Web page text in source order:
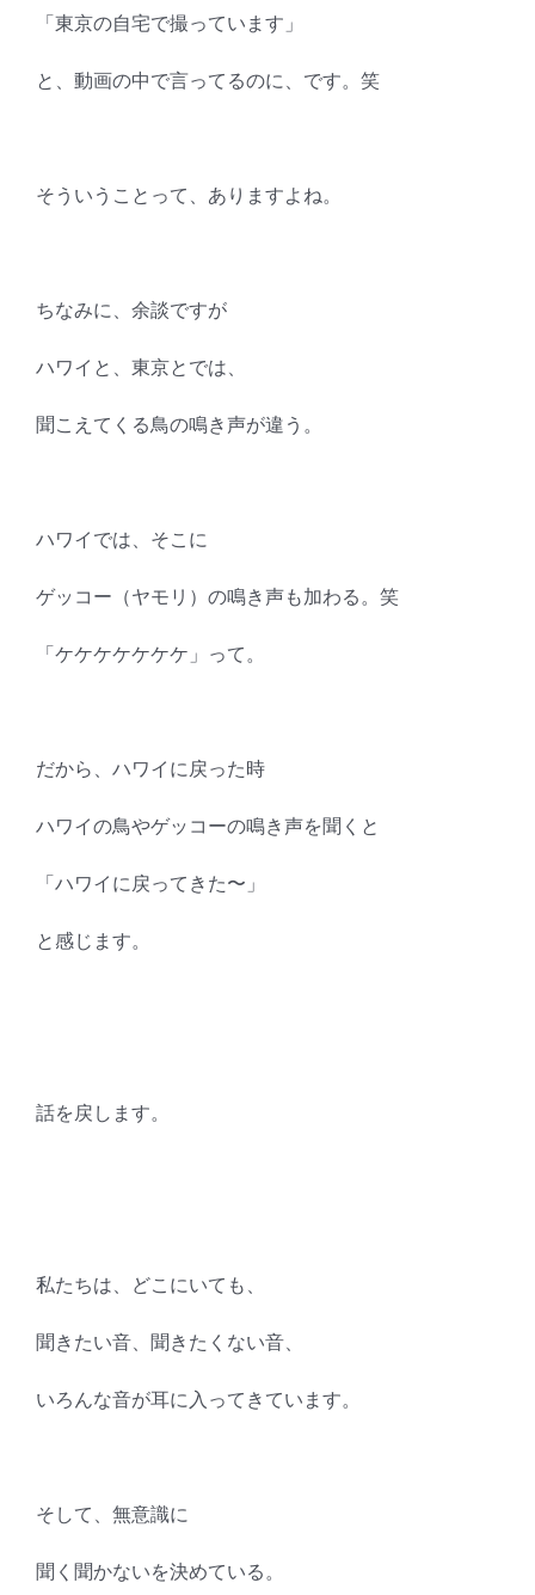
「東京の自宅で撮っています」
と、動画の中で言ってるのに、です。笑
そういうことって、ありますよね。
ちなみに、余談ですが
ハワイと、東京とでは、
聞こえてくる鳥の鳴き声が違う。
ハワイでは、そこに
ゲッコー（ヤモリ）の鳴き声も加わる。笑
「ケケケケケケケ」って。
だから、ハワイに戻った時
ハワイの鳥やゲッコーの鳴き声を聞くと
「ハワイに戻ってきた〜」
と感じます。
話を戻します。
私たちは、どこにいても、
聞きたい音、聞きたくない音、
いろんな音が耳に入ってきています。
そして、無意識に
聞く聞かないを決めている。